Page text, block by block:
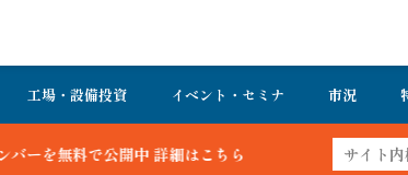
工場・設備投資 イベント・セミナ 市況
細はこちら